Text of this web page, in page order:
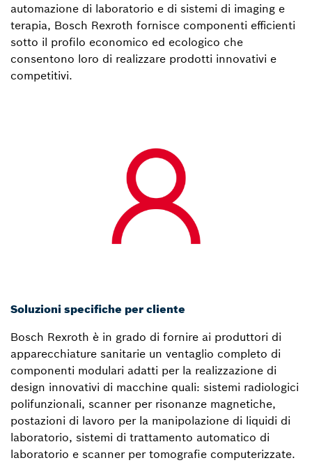
automazione di laboratorio e di sistemi di imaging e
terapia, Bosch Rexroth fornisce componenti efficienti
sotto il profilo economico ed ecologico che
consentono loro di realizzare prodotti innovativi e
competitivi.
Soluzioni specifiche per cliente
Bosch Rexroth è in grado di fornire ai produttori di
apparecchiature sanitarie un ventaglio completo di
componenti modulari adatti per la realizzazione di
design innovativi di macchine quali: sistemi radiologici
polifunzionali, scanner per risonanze magnetiche,
postazioni di lavoro per la manipolazione di liquidi di
laboratorio, sistemi di trattamento automatico di
laboratorio e scanner per tomografie computerizzate.